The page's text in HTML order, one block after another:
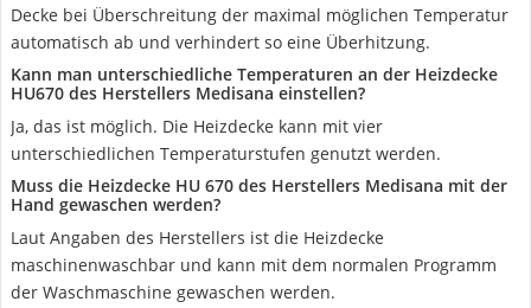
Decke bei Überschreitung der maximal möglichen Temperatur
automatisch ab und verhindert so eine Überhitzung.
Kann man unterschiedliche Temperaturen an der Heizdecke
HU670 des Herstellers Medisana einstellen?
Ja, das ist möglich. Die Heizdecke kann mit vier
unterschiedlichen Temperaturstufen genutzt werden.
Muss die Heizdecke HU 670 des Herstellers Medisana mit der
Hand gewaschen werden?
Laut Angaben des Herstellers ist die Heizdecke
maschinenwaschbar und kann mit dem normalen Programm
der Waschmaschine gewaschen werden.